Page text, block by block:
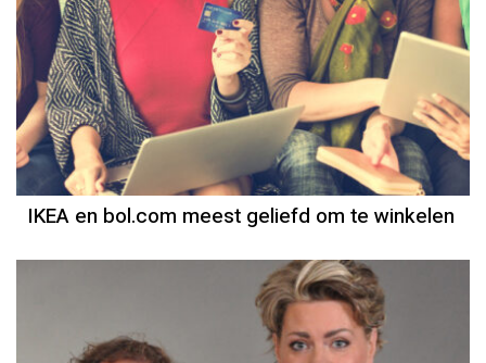
IKEA en bol.com meest geliefd om te winkelen